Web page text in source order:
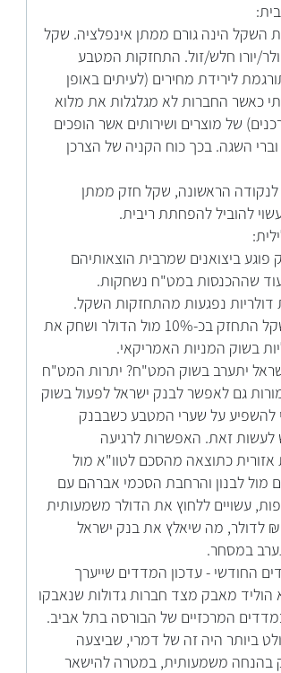
השקל הינה גורם ממתן אינפלציה. שקל
יורו חלש/זול. התחזקות המטבע
לירידת מחירים (לעיתים באופן
כאשר החברות לא מגלגלות את מלוא
של מוצרים ושירותים אשר הופכים
וברי השגה. בכך כוח הקניה של הצרכן
הראשונה, שקל חזק ממתן
להוביל להפחתת ריבית.
ביצואנים שמרבית הוצאותיהם
שההכנסות במט"ח נשחקות.
נפגעות מהתחזקות השקל.
ב-2025 השקל התחזק בכ-10% מול הדולר ושחק את
בשוק המניות האמריקאי.
יתערב בשוק המט"ח? יתרות המט"ח
גם לאפשר לבנק ישראל לפעול בשוק
על שערי המטבע כשבבנק
לעשות זאת. האפשרות לרגיעה
אזורית כתוצאה מהסכם לטוו"א מול
מול לבנון והרחבת הסכמי אברהם עם
עשויים ללחוץ את הדולר משמעותית
מתחת ל-3 ₪ לדולר, מה שיאלץ את בנק ישראל
במסחר.
החודשי - עדכון המדדים שייערך
מאבק מצד חברות גדולות שנאבקו
המרכזיים של הבורסה בתל אביב.
ביותר היה זה של דמרי, שביצעה
בהנחה משמעותית, במטרה להישאר